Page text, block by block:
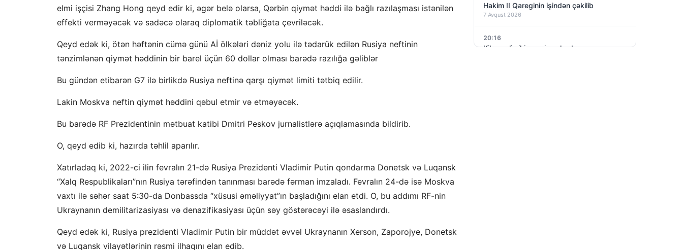
elmi işçisi Zhang Hong qeyd edir ki, əgər belə olarsa, Qərbin qiymət həddi ilə bağlı razılaşması istənilən
effekti verməyəcək və sadəcə olaraq diplomatik təbliğata çevriləcək.
Qeyd edək ki, ötən həftənin cümə günü Aİ ölkələri dəniz yolu ilə tədarük edilən Rusiya neftinin
tənzimlənən qiymət həddinin bir barel üçün 60 dollar olması barədə razılığa gəliblər
Bu gündən etibarən G7 ilə birlikdə Rusiya neftinə qarşı qiymət limiti tətbiq edilir.
Lakin Moskva neftin qiymət həddini qəbul etmir və etməyəcək.
Bu barədə RF Prezidentinin mətbuat katibi Dmitri Peskov jurnalistlərə açıqlamasında bildirib.
O, qeyd edib ki, hazırda təhlil aparılır.
Xatırladaq ki, 2022-ci ilin fevralın 21-də Rusiya Prezidenti Vladimir Putin qondarma Donetsk və Luqansk
“Xalq Respublikaları”nın Rusiya tərəfindən tanınması barədə fərman imzaladı. Fevralın 24-də isə Moskva
vaxtı ilə səhər saat 5:30-da Donbassda “xüsusi əməliyyat”ın başladığını elan etdi. O, bu addımı RF-nin
Ukraynanın demilitarizasiyası və denazifikasiyası üçün səy göstərəcəyi ilə əsaslandırdı.
Qeyd edək ki, Rusiya prezidenti Vladimir Putin bir müddət əvvəl Ukraynanın Xerson, Zaporojye, Donetsk
və Luqansk vilayətlərinin rəsmi ilhaqını elan edib.
Hakim II Qareginin işindən çəkilib
7 Avqust 2026
20:16
Kiberpolis iki gənci saxlayıb